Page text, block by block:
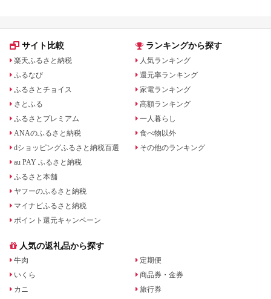
サイト比較
楽天ふるさと納税
ふるなび
ふるさとチョイス
さとふる
ふるさとプレミアム
ANAのふるさと納税
dショッピングふるさと納税百選
au PAY ふるさと納税
ふるさと本舗
ヤフーのふるさと納税
マイナビふるさと納税
ポイント還元キャンペーン
ランキングから探す
人気ランキング
還元率ランキング
家電ランキング
高額ランキング
一人暮らし
食べ物以外
その他のランキング
人気の返礼品から探す
牛肉
いくら
カニ
定期便
商品券・金券
旅行券